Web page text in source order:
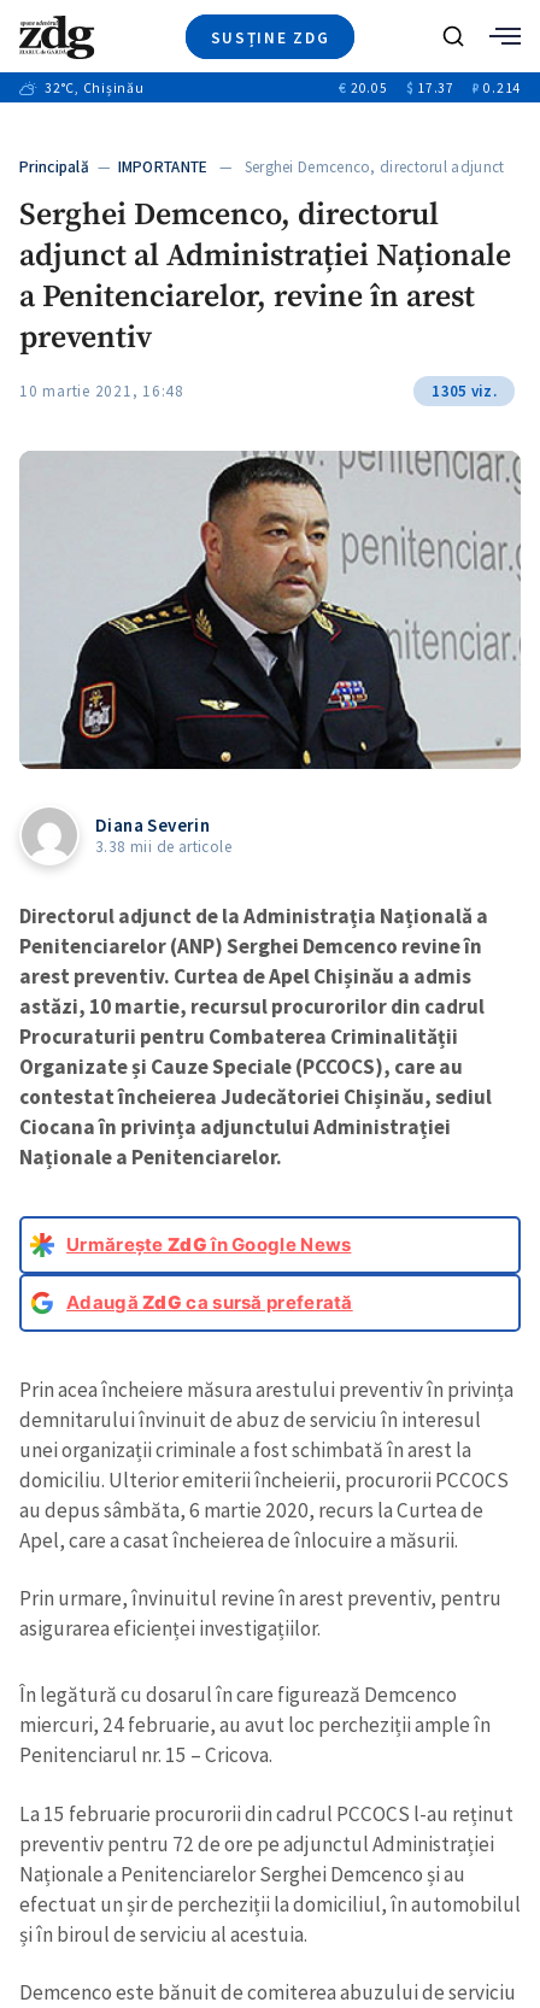
SUSȚINE ZDG
Ştiri
+11
Video
Special
+1
Blog
ZdGust
Caută
32°C, Chișinău € 20.05 $ 17.37 ₽ 0.214
Principală — IMPORTANTE — Serghei Demcenco, directorul adjunct
Serghei Demcenco, directorul
adjunct al Administrației Naționale
a Penitenciarelor, revine în arest
preventiv
10 martie 2021, 16:48 1305 viz.
Diana Severin
3.38 mii de articole
Directorul adjunct de la Administrația Națională a
Penitenciarelor (ANP) Serghei Demcenco revine în
arest preventiv. Curtea de Apel Chișinău a admis
astăzi, 10 martie, recursul procurorilor din cadrul
Procuraturii pentru Combaterea Criminalității
Organizate și Cauze Speciale (PCCOCS), care au
contestat încheierea Judecătoriei Chișinău, sediul
Ciocana în privința adjunctului Administrației
Naționale a Penitenciarelor.
Urmărește ZdGîn Google News
AdaugăZdG ca sursă preferată
Prin acea încheiere măsura arestului preventiv în privința
demnitarului învinuit de abuz de serviciu în interesul
unei organizații criminale a fost schimbată în arest la
domiciliu. Ulterior emiterii încheierii, procurorii PCCOCS
au depus sâmbăta, 6 martie 2020, recurs la Curtea de
Apel, care a casat încheierea de înlocuire a măsurii.
Prin urmare, învinuitul revine în arest preventiv, pentru
asigurarea eficienței investigațiilor.
În legătură cu dosarul în care figurează Demcenco
miercuri, 24 februarie, au avut loc percheziții ample în
Penitenciarul nr. 15 – Cricova.
La 15 februarie procurorii din cadrul PCCOCS l-au reținut
preventiv pentru 72 de ore pe adjunctul Administrației
Naționale a Penitenciarelor Serghei Demcenco și au
efectuat un șir de percheziții la domiciliul, în automobilul
și în biroul de serviciu al acestuia.
Demcenco este bănuit de comiterea abuzului de serviciu